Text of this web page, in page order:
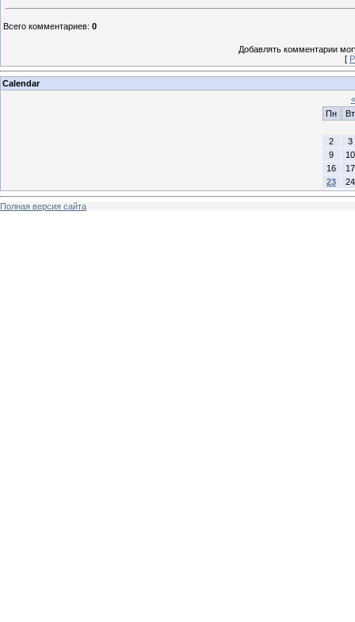
Всего комментариев: 0
Добавлять комментарии
[
Calendar
«
Пн
Вт
2
3
9
10
16
17
23
24
Полная версия сайта